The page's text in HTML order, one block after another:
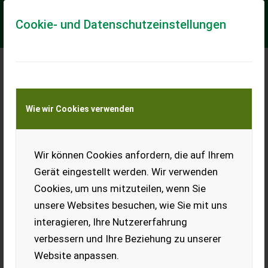
Cookie- und Datenschutzeinstellungen
Wie wir Cookies verwenden
Wir können Cookies anfordern, die auf Ihrem
Gerät eingestellt werden. Wir verwenden
Cookies, um uns mitzuteilen, wenn Sie
unsere Websites besuchen, wie Sie mit uns
interagieren, Ihre Nutzererfahrung
verbessern und Ihre Beziehung zu unserer
Website anpassen.
Meine Transportkostenanfrage
Transport von Land- und Baumaschinen –
KEINE Tiertransporte
Westa 4550
Schneefräse
Frässchleuder Kubota
Hako
NEU, optional mit hydr.
Verstellung Breite 100-
180